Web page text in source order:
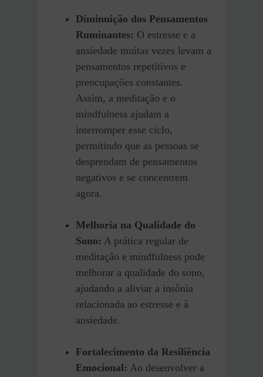
Diminuição dos Pensamentos
Ruminantes: O estresse e a
ansiedade muitas vezes levam a
pensamentos repetitivos e
preocupações constantes.
Assim, a meditação e o
mindfulness ajudam a
interromper esse ciclo,
permitindo que as pessoas se
desprendam de pensamentos
negativos e se concentrem
agora.
Melhoria na Qualidade do
Sono: A prática regular de
meditação e mindfulness pode
melhorar a qualidade do sono,
ajudando a aliviar a insônia
relacionada ao estresse e à
ansiedade.
Fortalecimento da Resiliência
Emocional: Ao desenvolver a